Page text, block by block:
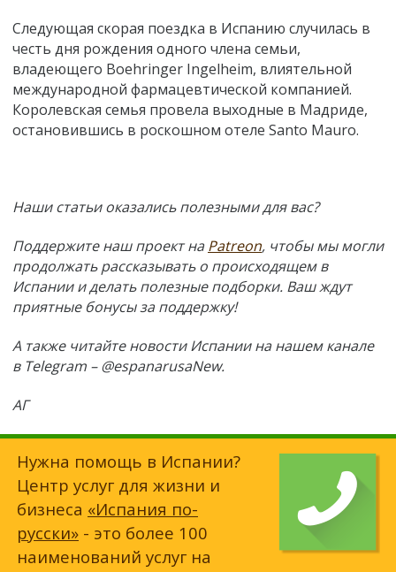
Следующая скорая поездка в Испанию случилась в
честь дня рождения одного члена семьи,
владеющего Boehringer Ingelheim, влиятельной
международной фармацевтической компанией.
Королевская семья провела выходные в Мадриде,
остановившись в роскошном отеле Santo Mauro.
Наши статьи оказались полезными для вас?
Поддержите наш проект на Patreon, чтобы мы могли
продолжать рассказывать о происходящем в
Испании и делать полезные подборки. Ваш ждут
приятные бонусы за поддержку!
А также читайте новости Испании на нашем канале
в Telegram – @espanarusaNew.
АГ
Нужна помощь в Испании?
Центр услуг для жизни и
бизнеса «Испания по-
русски» - это более 100
наименований услуг на